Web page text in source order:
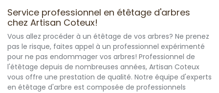
Service professionnel en étêtage d'arbres
chez Artisan Coteux!
Vous allez procéder à un étêtage de vos arbres? Ne prenez
pas le risque, faites appel à un professionnel expérimenté
pour ne pas endommager vos arbres! Professionnel de
l'étêtage depuis de nombreuses années, Artisan Coteux
vous offre une prestation de qualité. Notre équipe d'experts
en étêtage d'arbre est composée de professionnels